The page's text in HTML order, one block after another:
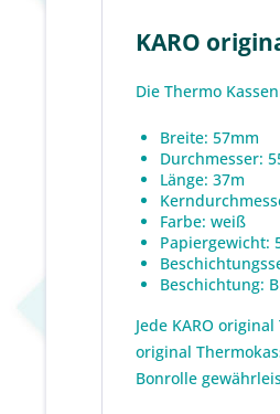
KARO
Die Thermo
Breite: 57mm
Durchmesser:
Länge: 37m
Farbe: weiß
Papiergewicht:
Beschichtung:
Jede KARO
original
Bonrolle